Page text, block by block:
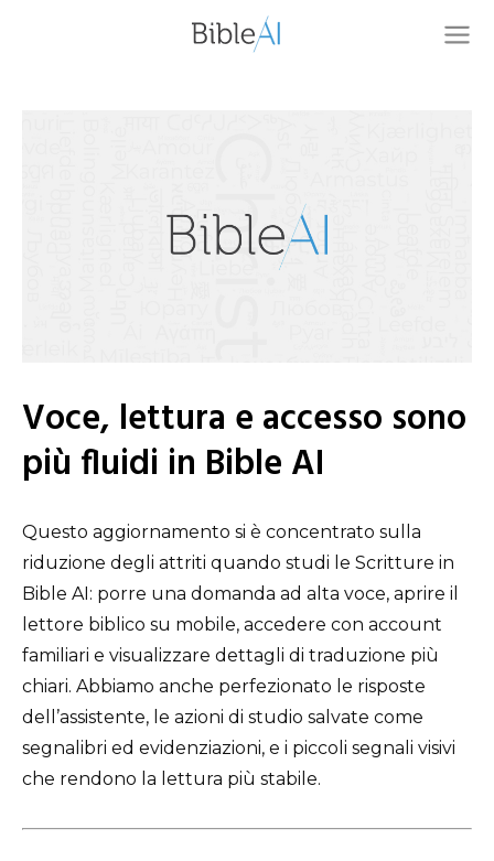
Voce, lettura e accesso sono
più fluidi in Bible AI
Questo aggiornamento si è concentrato sulla
riduzione degli attriti quando studi le Scritture in
Bible AI: porre una domanda ad alta voce, aprire il
lettore biblico su mobile, accedere con account
familiari e visualizzare dettagli di traduzione più
chiari. Abbiamo anche perfezionato le risposte
dell’assistente, le azioni di studio salvate come
segnalibri ed evidenziazioni, e i piccoli segnali visivi
che rendono la lettura più stabile.